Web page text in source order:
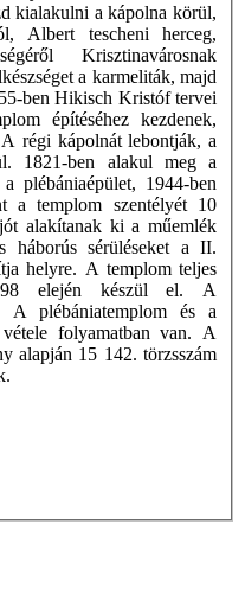
kialakulni a kápolna körül,
Albert tescheni herceg,
Krisztinavárosnak
a karmeliták, majd
ben Hikisch Kristóf tervei
építéséhez kezdenek,
régi kápolnát lebontják, a
1821-ben alakul meg a
plébániaépület, 1944-ben
a templom szentélyét 10
alakítanak ki a műemlék
háborús sérüléseket a II.
helyre. A templom teljes
elején készül el. A
A plébániatemplom és a
folyamatban van. A
alapján 15 142. törzsszám